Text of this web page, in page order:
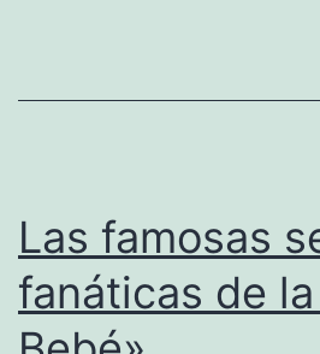
Las famosas
fanáticas de